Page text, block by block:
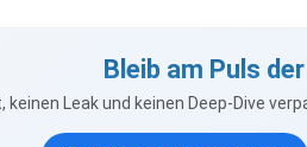
Bleib am Puls
keinen Leak und keinen Deep-Dive